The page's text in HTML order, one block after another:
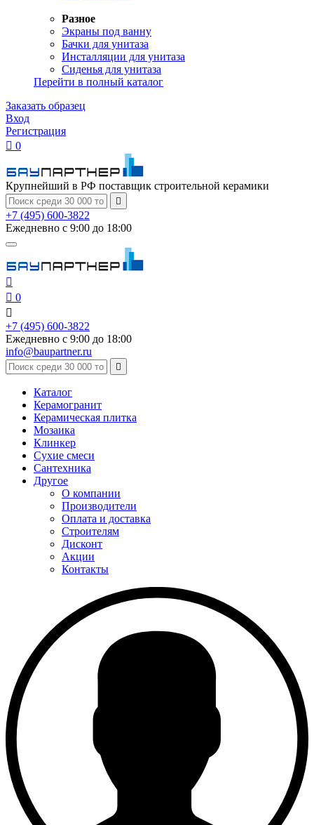
Разное
Экраны под ванну
Бачки для унитаза
Инсталляции для унитаза
Сиденья для унитаза
Перейти в полный каталог
Заказать образец
Вход
Регистрация
 0
Крупнейший в РФ поставщик строительной керамики

+7 (495) 600-3822
Ежедневно с 9:00 до 18:00

 0

+7 (495) 600-3822
Ежедневно с 9:00 до 18:00
info@baupartner.ru

Каталог
Керамогранит
Керамическая плитка
Мозаика
Клинкер
Сухие смеси
Сантехника
Другое
О компании
Производители
Оплата и доставка
Строителям
Дисконт
Акции
Контакты